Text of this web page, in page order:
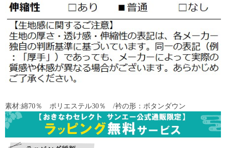
素材:綿70％ ポリエステル30％ /衿の形：ボタンダウン